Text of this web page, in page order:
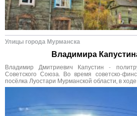
Улицы города Мурманска
Владимира
Владимир Дмитриевич Капустин -
Советского Союза. Во время советско-
посёлка Луостари Мурманской области, в ходе